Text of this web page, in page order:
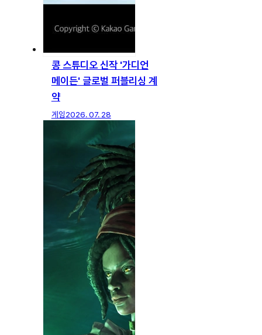
콩 스튜디오 신작 '가디언
메이든' 글로벌 퍼블리싱 계
약
게임2026. 07. 28